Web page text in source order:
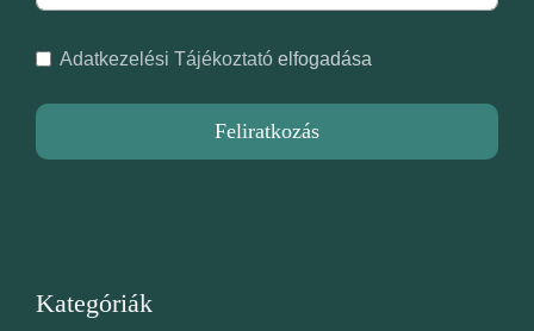
Adatkezelési Tájékoztatóelfogadása
Feliratkozás
Kategóriák